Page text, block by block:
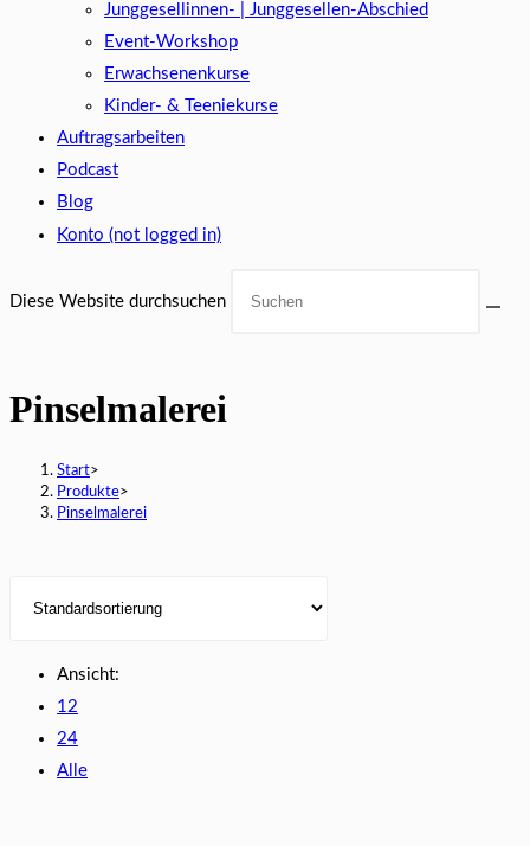
Junggesellinnen- | Junggesellen-Abschied
Event-Workshop
Erwachsenenkurse
Kinder- & Teeniekurse
Auftragsarbeiten
Podcast
Blog
Konto (not logged in)
Diese Website durchsuchen
Pinselmalerei
Start>
Produkte>
Pinselmalerei
Ansicht:
12
24
Alle